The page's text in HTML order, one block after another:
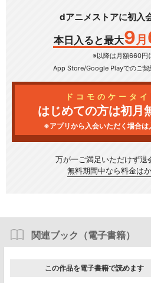
dアニメストアに初入
本日入ると最大9 月
※以降は月額660円(
App Store/Google Playでのご
ドコモのケータ
はじめての方は初月
※アプリから入会いただく場合
万が一ご満足いただけず退
無料期間中なら料金はか
関連ブック（電子書籍）
この作品を電子書籍で読めます